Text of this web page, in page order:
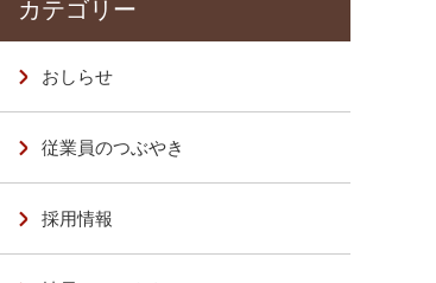
おしらせ
従業員のつぶやき
採用情報